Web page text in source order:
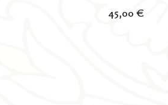
45,00 €